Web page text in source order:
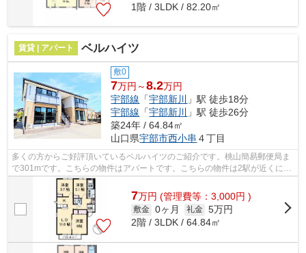
1階 / 3LDK / 82.20㎡
賃貸 | アパート ベルハイツ
敷0
7万円～8.2万円
宇部線 「宇部新川
」駅 徒歩18分
宇部線 「宇部新川
」駅 徒歩26分
築24年 / 64.84㎡
山口県宇部市西小串 ４丁目
多くの方からご好評頂いているベルハイツのご紹介です。桃山簡易郵便局ま
で301mです。こちらの物件はアパートです。こちらの物件は2駅が近くにあ
り便利です。宇部市エリアの賃貸物件探...
7万円 (管理費等：3,000円 )
敷金 0ヶ月 礼金 5万円
2階 / 3LDK / 64.84㎡